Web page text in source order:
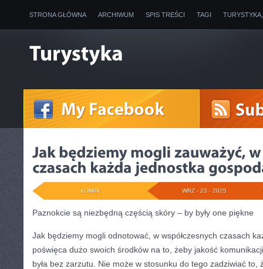
STRONA GŁÓWNA ARCHIWUM SPIS TREŚCI TAGI
WRZ - 23 - 2025
ADMIN
Paznokcie są niezbędną częścią skóry – by były one piękne
Jak będziemy mogli odnotować, w współczesnych czasach
poświęca dużo swoich środków na to, żeby jakość
była bez zarzutu. Nie może w stosunku do tego zadziwiać to,